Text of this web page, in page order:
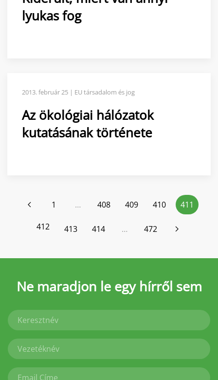
lyukas fog
2013. február 25 | EU társadalom és jog
Az ökológiai hálózatok
kutatásának története
1 … 408 409 410 411
412 413 414 … 472
Ne maradjon le egy hírről sem